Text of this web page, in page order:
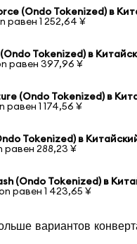
(Ondo Tokenized) в
равен 1 252,64 ¥
(Ondo Tokenized) в
равен 397,96 ¥
(Ondo Tokenized) в
равен 1 174,56 ¥
Tokenized) в
равен 288,23 ¥
(Ondo Tokenized) в
равен 1 423,65 ¥
вариантов